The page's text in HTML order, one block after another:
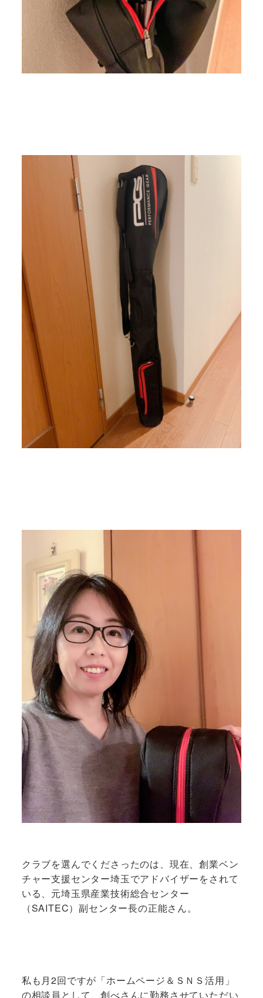
クラブを選んでくださったのは、現在、創業ベン
チャー支援センター埼玉でアドバイザーをされて
いる、元埼玉県産業技術総合センター
（SAITEC）副センター長の正能さん。
私も月2回ですが「ホームページ＆ＳＮＳ活用」
の相談員として、創べさんに勤務させていただい